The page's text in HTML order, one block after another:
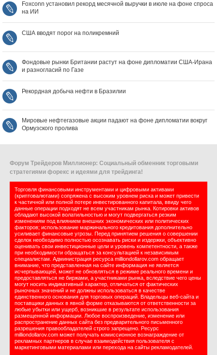
Foxconn установил рекорд месячной выручки в июле на фоне спроса
на ИИ
США вводят порог на поликремний
Фондовые рынки Британии растут на фоне дипломатии США‑Ирана
и разногласий по Газе
Рекордная добыча нефти в Бразилии
Мировые нефтегазовые акции падают на фоне дипломатии вокруг
Ормузского пролива
Форум Трейдеров Миллионер: Социальный обменник торговыми
стратегиями форекс и идеями для трейдинга!
Торговля финансовыми инструментами и цифровыми активами
(криптовалютами) сопряжена с высоким уровнем риска и может привести
к частичной или полной потере инвестированного капитала, ввиду чего
данные операции подходят не всем участникам рынка. Котировки активов
обладают высокой волатильностью и могут подвергаться резким
изменениям под влиянием внешних экономических или политических
факторов; использование маржинального кредитования дополнительно
усиливает финансовые угрозы. Перед принятием решения о совершении
сделок необходимо полностью осознавать риски и издержки, объективно
оценивать свои инвестиционные цели и уровень компетентности, а также
при необходимости обращаться за консультацией к независимым
специалистам. Администрация ресурса milliondollarov.com обращает
внимание, что представленная на сайте информация не является
исчерпывающей, может не обновляться в режиме реального времени и
предоставляться не биржами, а участниками рынка, вследствие чего цены
могут носить индикативный характер, отличаться от фактических
рыночных значений и не должны использоваться в качестве
единственного основания для торговых операций. Владельцы веб-сайта и
поставщики данных в явной форме отказываются от ответственности за
любые убытки или ущерб, возникшие в результате использования
размещенной информации. Любое воспроизведение, изменение или
распространение данных сайта без предварительного письменного
разрешения правообладателей строго запрещено. Ресурс
milliondollarov.com может получать комиссионное вознаграждение от
рекламных партнеров в случае взаимодействия пользователя с
маркетинговыми материалами или перехода на сайты рекламодателей.